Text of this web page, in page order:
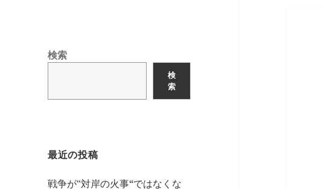
検索
検
索
最近の投稿
戦争が‟対岸の火事“ではなくな